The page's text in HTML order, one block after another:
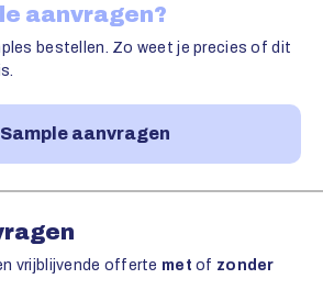
aanvragen?
bestellen. Zo weet je precies of dit
Sample aanvragen
vrijblijvende offerte met of zonder